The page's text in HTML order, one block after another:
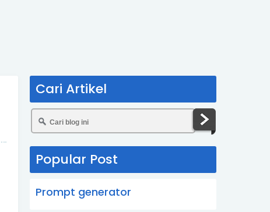
Cari Artikel
Popular Post
Prompt generator